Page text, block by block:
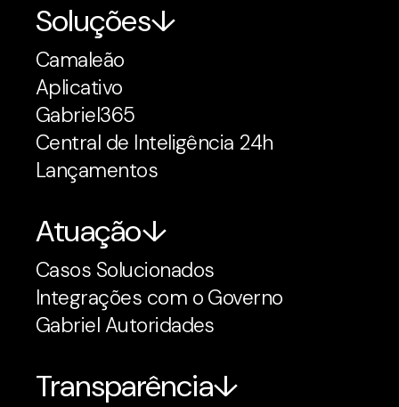
Soluções
Camaleão
Aplicativo
Gabriel365
Central de Inteligência 24h
Lançamentos
Atuação
Casos Solucionados
Integrações com o Governo
Gabriel Autoridades
Transparência